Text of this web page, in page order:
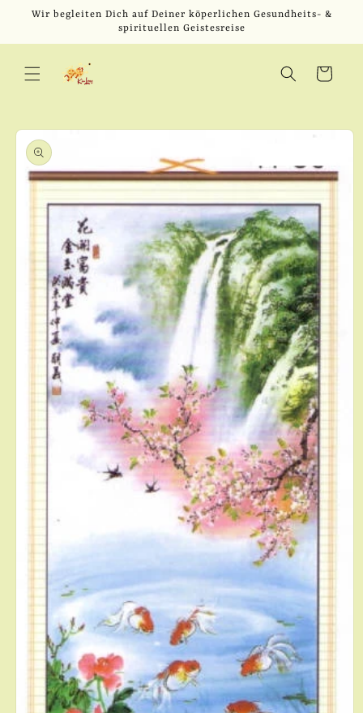
zum
Wir begleiten Dich auf Deiner köperlichen Gesundheits- &
spirituellen Geistesreise
Warenkorb